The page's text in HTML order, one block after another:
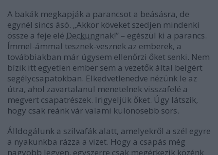
A bakák megkapják a parancsot a beásásra, de
egynél sincs ásó. „Akkor köveket szedjen mindenki
össze a feje elé Deckungnak!” – egészül ki a parancs.
Ímmel-ámmal tesznek-vesznek az emberek, a
továbbiakban már úgysem ellenőrzi őket senki. Nem
bízik itt egyetlen ember sem a vezetők által beígért
segélycsapatokban. Elkedvetlenedve nézünk le az
útra, ahol zavartalanul menetelnek visszafelé a
megvert csapatrészek. Irigyeljük őket. Úgy látszik,
hogy csak reánk vár valami különösebb sors.
Álldogálunk a szilvafák alatt, amelyekről a szél egyre
a nyakunkba rázza a vizet. Hogy a csapás még
nagyobb legyen, egyszerre csak megérkezik közénk